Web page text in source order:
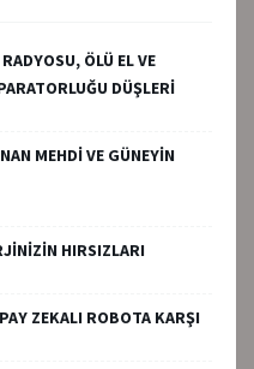
ÖLÜ EL VE
DÜŞLERİ
MEHDİ VE GÜNEYİN
HIRSIZLARI
ZEKALI ROBOTA KARŞI